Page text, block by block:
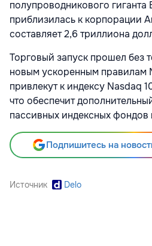
полупроводникового
приблизилась к корпорации
составляет 2,6 триллиона
Торговый запуск прошел без
новым ускоренным правилам
привлекут к индексу Nasdaq
что обеспечит
пассивных индексных фондов
Подпишитесь на
Источник Delo